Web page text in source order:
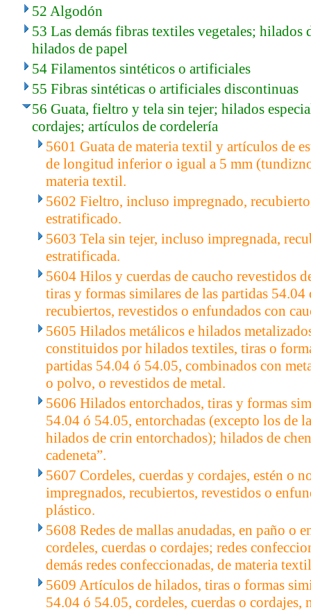
52 Algodón
53 Las demás fibras textiles vegetales; hilados
hilados de papel
54 Filamentos sintéticos o artificiales
55 Fibras sintéticas o artificiales discontinuas
56 Guata, fieltro y tela sin tejer; hilados
cordajes; artículos de cordelería
5601 Guata de materia textil y artículos de
de longitud inferior o igual a 5 mm
materia textil.
5602 Fieltro, incluso impregnado,
estratificado.
5603 Tela sin tejer, incluso impregnada,
estratificada.
5604 Hilos y cuerdas de caucho revestidos
tiras y formas similares de las partidas
recubiertos, revestidos o enfundados con
5605 Hilados metálicos e hilados
constituidos por hilados textiles, tiras o
partidas 54.04 ó 54.05, combinados con
o polvo, o revestidos de metal.
5606 Hilados entorchados, tiras y formas
54.04 ó 54.05, entorchadas (excepto los de
hilados de crin entorchados); hilados de
cadeneta”.
5607 Cordeles, cuerdas y cordajes, estén o
impregnados, recubiertos, revestidos o
plástico.
5608 Redes de mallas anudadas, en paño o
cordeles, cuerdas o cordajes; redes
demás redes confeccionadas, de materia
5609 Artículos de hilados, tiras o formas
54.04 ó 54.05, cordeles, cuerdas o cordajes,